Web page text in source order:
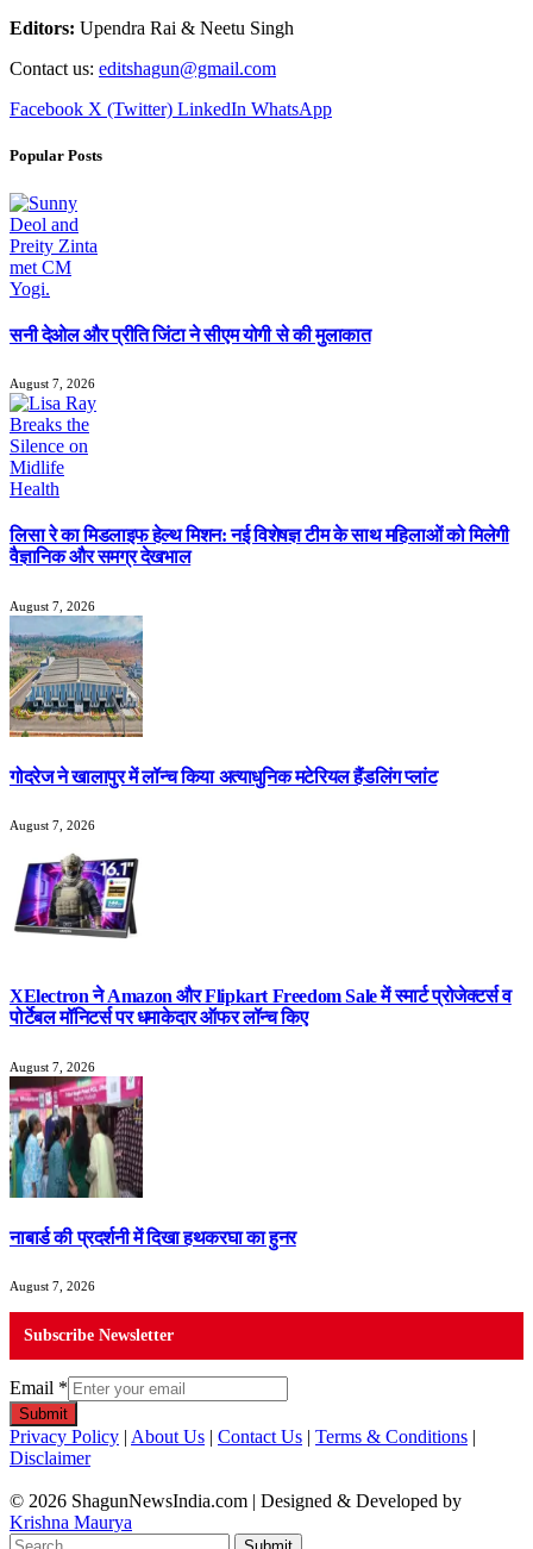
Editors: Upendra Rai & Neetu Singh
Contact us: editshagun@gmail.com
Facebook X (Twitter) LinkedIn WhatsApp
Popular Posts
सनी देओल और प्रीति जिंटा ने सीएम योगी से की मुलाकात
August 7, 2026
लिसा रे का मिडलाइफ हेल्थ मिशन: नई विशेषज्ञ टीम के साथ महिलाओं को मिलेगी
वैज्ञानिक और समग्र देखभाल
August 7, 2026
गोदरेज ने खालापुर में लॉन्च किया अत्याधुनिक मटेरियल हैंडलिंग प्लांट
August 7, 2026
XElectron ने Amazon और Flipkart Freedom Sale में स्मार्ट प्रोजेक्टर्स व
पोर्टेबल मॉनिटर्स पर धमाकेदार ऑफर लॉन्च किए
August 7, 2026
नाबार्ड की प्रदर्शनी में दिखा हथकरघा का हुनर
August 7, 2026
Subscribe Newsletter
Email *
Submit
Privacy Policy | About Us | Contact Us | Terms & Conditions |
Disclaimer
© 2026 ShagunNewsIndia.com | Designed & Developed by
Krishna Maurya